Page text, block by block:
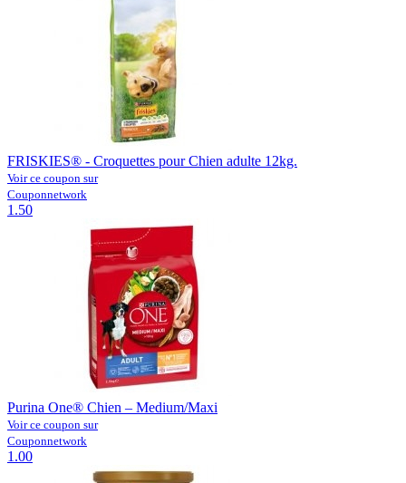
FRISKIES® - Croquettes pour Chien adulte 12kg.
Voir ce coupon sur
Couponnetwork
1.50
Purina One® Chien – Medium/Maxi
Voir ce coupon sur
Couponnetwork
1.00